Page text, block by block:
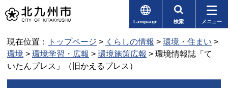
Language 検索 メニュー
現在位置： トップページ > くらしの情報 > 環境・住まい >
環境 > 環境学習・広報 > 環境施策広報 > 環境情報誌「て
いたんプレス」（旧かえるプレス）